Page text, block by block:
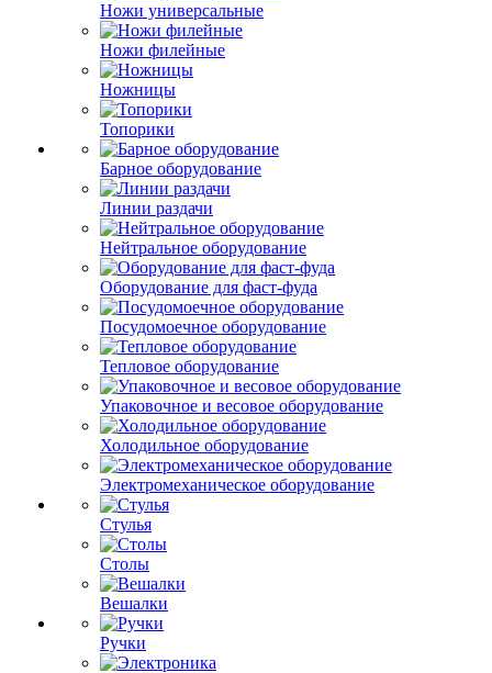
Ножи универсальные
Ножи филейные
Ножницы
Топорики
Барное оборудование
Линии раздачи
Нейтральное оборудование
Оборудование для фаст-фуда
Посудомоечное оборудование
Тепловое оборудование
Упаковочное и весовое оборудование
Холодильное оборудование
Электромеханическое оборудование
Стулья
Столы
Вешалки
Ручки